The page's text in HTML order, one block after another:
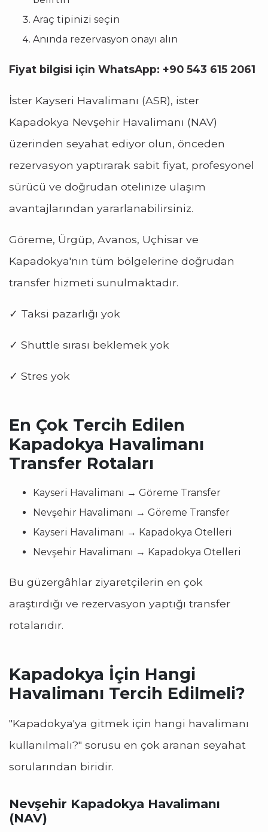
Araç tipinizi seçin
Anında rezervasyon onayı alın
Fiyat bilgisi için WhatsApp: +90 543 615 2061
İster Kayseri Havalimanı (ASR), ister
Kapadokya Nevşehir Havalimanı (NAV)
üzerinden seyahat ediyor olun, önceden
rezervasyon yaptırarak sabit fiyat, profesyonel
sürücü ve doğrudan otelinize ulaşım
avantajlarından yararlanabilirsiniz.
Göreme, Ürgüp, Avanos, Uçhisar ve
Kapadokya'nın tüm bölgelerine doğrudan
transfer hizmeti sunulmaktadır.
✓ Taksi pazarlığı yok
✓ Shuttle sırası beklemek yok
✓ Stres yok
En Çok Tercih Edilen
Kapadokya Havalimanı
Transfer Rotaları
Kayseri Havalimanı → Göreme Transfer
Nevşehir Havalimanı → Göreme Transfer
Kayseri Havalimanı → Kapadokya Otelleri
Nevşehir Havalimanı → Kapadokya Otelleri
Bu güzergâhlar ziyaretçilerin en çok
araştırdığı ve rezervasyon yaptığı transfer
rotalarıdır.
Kapadokya İçin Hangi
Havalimanı Tercih Edilmeli?
"Kapadokya'ya gitmek için hangi havalimanı
kullanılmalı?" sorusu en çok aranan seyahat
sorularından biridir.
Nevşehir Kapadokya Havalimanı
(NAV)